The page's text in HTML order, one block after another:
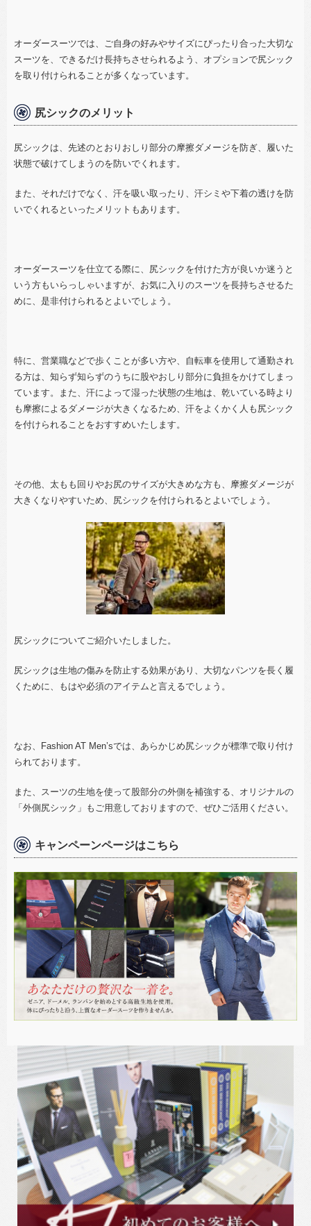
オーダースーツでは、ご自身の好みやサイズにぴったり合った大切な
スーツを、できるだけ長持ちさせられるよう、オプションで尻シック
を取り付けられることが多くなっています。
尻シックのメリット
尻シックは、先述のとおりおしり部分の摩擦ダメージを防ぎ、履いた
状態で破けてしまうのを防いでくれます。
また、それだけでなく、汗を吸い取ったり、汗シミや下着の透けを防
いでくれるといったメリットもあります。
オーダースーツを仕立てる際に、尻シックを付けた方が良いか迷うと
いう方もいらっしゃいますが、お気に入りのスーツを長持ちさせるた
めに、是非付けられるとよいでしょう。
特に、営業職などで歩くことが多い方や、自転車を使用して通勤され
る方は、知らず知らずのうちに股やおしり部分に負担をかけてしまっ
ています。また、汗によって湿った状態の生地は、乾いている時より
も摩擦によるダメージが大きくなるため、汗をよくかく人も尻シック
を付けられることをおすすめいたします。
その他、太もも回りやお尻のサイズが大きめな方も、摩擦ダメージが
大きくなりやすいため、尻シックを付けられるとよいでしょう。
尻シックについてご紹介いたしました。
尻シックは生地の傷みを防止する効果があり、大切なパンツを長く履
くために、もはや必須のアイテムと言えるでしょう。
なお、 Fashion AT Men’sでは、あらかじめ尻シックが標準で取り付け
られております。
また、スーツの生地を使って股部分の外側を補強する、オリジナルの
「外側尻シック」もご用意しておりますので、ぜひご活用ください。
キャンペーンページはこちら